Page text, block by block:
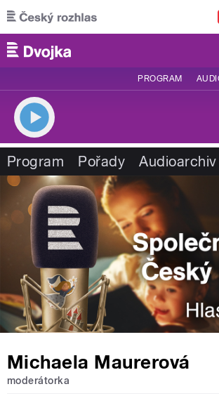
Přejít k hlavnímu obsahu
PROGRAM
Program Pořady Audioarchiv
Michaela Maurerová
moderátorka